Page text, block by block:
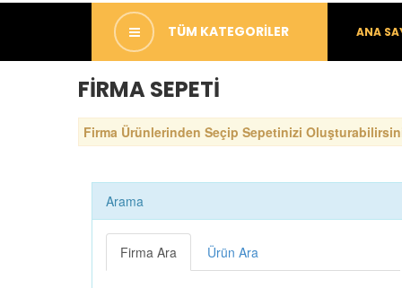
TÜM KATEGORİLER ANA
FİRMA SEPETİ
Firma Ürünlerinden Seçip Sepetinizi
Arama
Firma Ara Ürün Ara